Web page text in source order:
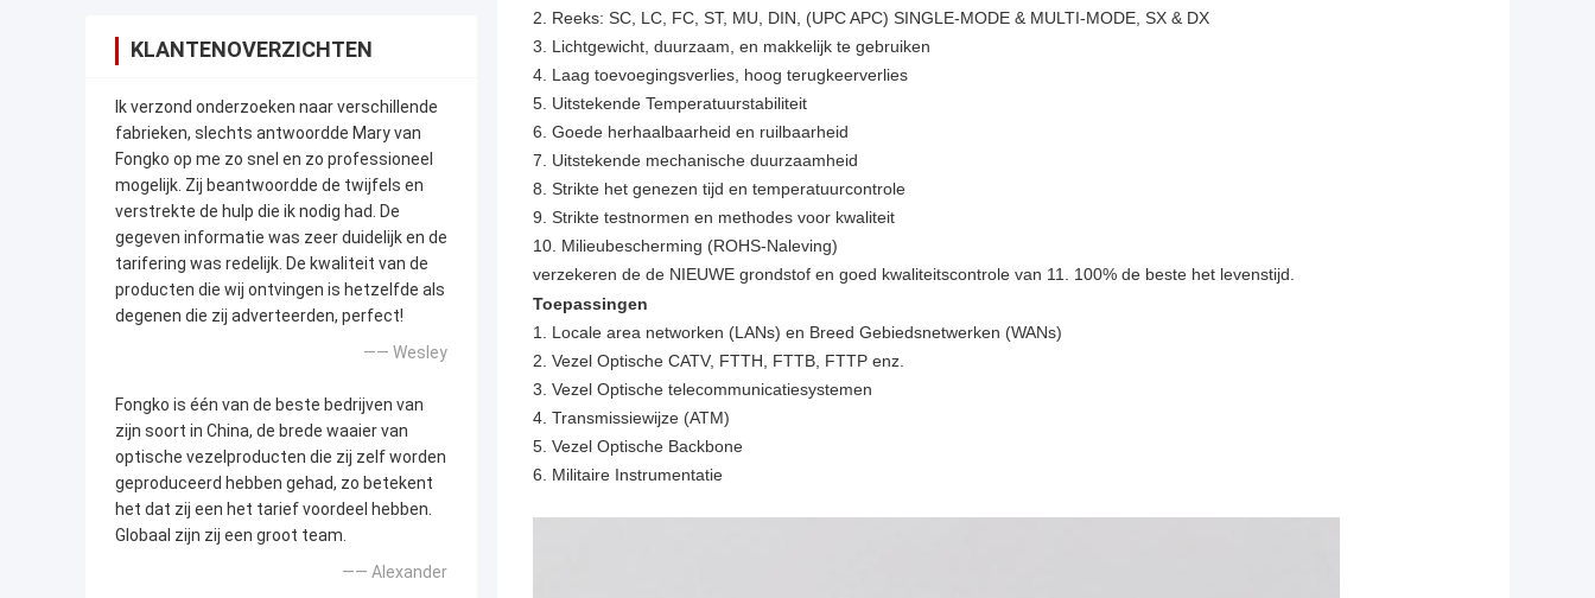
KLANTENOVERZICHTEN
Ik verzond onderzoeken naar verschillende
fabrieken, slechts antwoordde Mary van
Fongko op me zo snel en zo professioneel
mogelijk. Zij beantwoordde de twijfels en
verstrekte de hulp die ik nodig had. De
gegeven informatie was zeer duidelijk en de
tarifering was redelijk. De kwaliteit van de
producten die wij ontvingen is hetzelfde als
degenen die zij adverteerden, perfect!
—— Wesley
Fongko is één van de beste bedrijven van
zijn soort in China, de brede waaier van
optische vezelproducten die zij zelf worden
geproduceerd hebben gehad, zo betekent
het dat zij een het tarief voordeel hebben.
Globaal zijn zij een groot team.
—— Alexander
2. Reeks: SC, LC, FC, ST, MU, DIN, (UPC APC) SINGLE-MODE & MULTI-MODE, SX & DX
3. Lichtgewicht, duurzaam, en makkelijk te gebruiken
4. Laag toevoegingsverlies, hoog terugkeerverlies
5. Uitstekende Temperatuurstabiliteit
6. Goede herhaalbaarheid en ruilbaarheid
7. Uitstekende mechanische duurzaamheid
8. Strikte het genezen tijd en temperatuurcontrole
9. Strikte testnormen en methodes voor kwaliteit
10. Milieubescherming (ROHS-Naleving)
verzekeren de de NIEUWE grondstof en goed kwaliteitscontrole van 11. 100% de beste het levenstijd.
Toepassingen
1. Locale area networken (LANs) en Breed Gebiedsnetwerken (WANs)
2. Vezel Optische CATV, FTTH, FTTB, FTTP enz.
3. Vezel Optische telecommunicatiesystemen
4. Transmissiewijze (ATM)
5. Vezel Optische Backbone
6. Militaire Instrumentatie